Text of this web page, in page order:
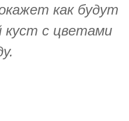
как будут
куст с цветами